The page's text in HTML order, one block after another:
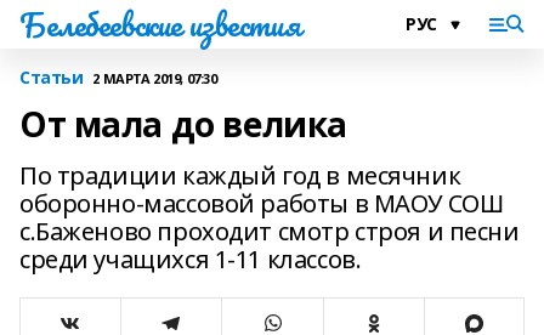
Белебеевские известия
Статьи 2 МАРТА 2019, 07:30
От мала до велика
По традиции каждый год в месячник
оборонно-массовой работы в МАОУ СОШ
с.Баженово проходит смотр строя и песни
среди учащихся 1-11 классов.